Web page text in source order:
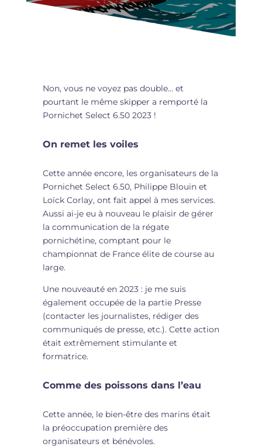
Non, vous ne voyez pas double… et
pourtant le même skipper a remporté la
Pornichet Select 6.50 2023 !
On remet les voiles
Cette année encore, les organisateurs de la
Pornichet Select 6.50, Philippe Blouin et
Loïck Corlay, ont fait appel à mes services.
Aussi ai-je eu à nouveau le plaisir de gérer
la communication de la régate
pornichétine, comptant pour le
championnat de France élite de course au
large.
Une nouveauté en 2023 : je me suis
également occupée de la partie Presse
(contacter les journalistes, rédiger des
communiqués de presse, etc.). Cette action
était extrêmement stimulante et
formatrice.
Comme des poissons dans l’eau
Cette année, le bien-être des marins était
la préoccupation première des
organisateurs et bénévoles.